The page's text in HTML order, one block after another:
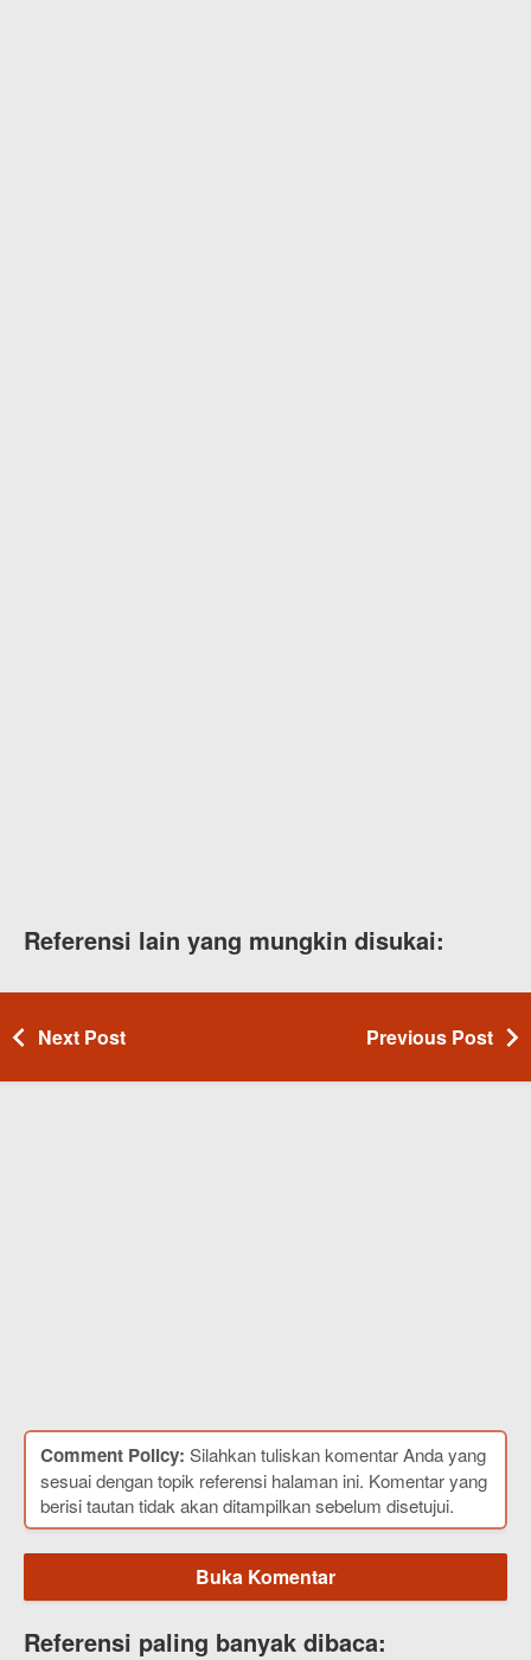
Referensi lain yang mungkin disukai:
Next Post Previous Post
Comment Policy: Silahkan tuliskan komentar Anda yang
sesuai dengan topik referensi halaman ini. Komentar yang
berisi tautan tidak akan ditampilkan sebelum disetujui.
Buka Komentar
Referensi paling banyak dibaca: